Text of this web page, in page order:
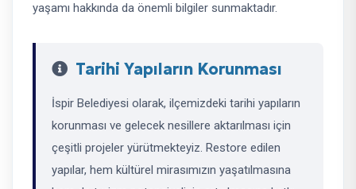
yaşamı hakkında da önemli bilgiler sunmaktadır.
Tarihi Yapıların Korunması
İspir Belediyesi olarak, ilçemizdeki tarihi yapıların
korunması ve gelecek nesillere aktarılması için
çeşitli projeler yürütmekteyiz. Restore edilen
yapılar, hem kültürel mirasımızın yaşatılmasına